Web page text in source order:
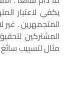
يكفي لاعتبار
المتجمهرين . غير
المشتركين
مثال لتسبيب